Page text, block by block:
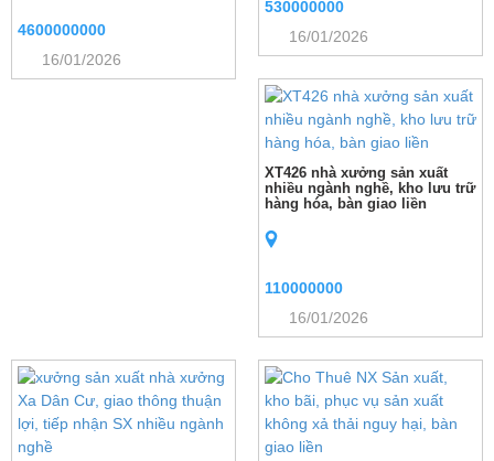
4600000000
16/01/2026
530000000
16/01/2026
XT426 nhà xưởng sản xuất
nhiều ngành nghề, kho lưu trữ
hàng hóa, bàn giao liền
110000000
16/01/2026